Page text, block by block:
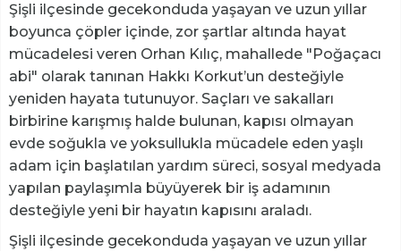
Şişli ilçesinde gecekonduda yaşayan ve uzun yıllar
boyunca çöpler içinde, zor şartlar altında hayat
mücadelesi veren Orhan Kılıç, mahallede "Poğaçacı
abi" olarak tanınan Hakkı Korkut’un desteğiyle
yeniden hayata tutunuyor. Saçları ve sakalları
birbirine karışmış halde bulunan, kapısı olmayan
evde soğukla ve yoksullukla mücadele eden yaşlı
adam için başlatılan yardım süreci, sosyal medyada
yapılan paylaşımla büyüyerek bir iş adamının
desteğiyle yeni bir hayatın kapısını araladı.
Şişli ilçesinde gecekonduda yaşayan ve uzun yıllar